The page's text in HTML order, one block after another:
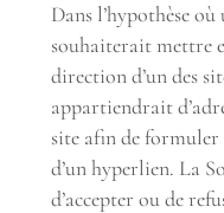
Dans l’hypothèse
souhaiterait mettre
direction d’un des
appartiendrait
site afin de formuler
d’un hyperlien. La
d’accepter ou de